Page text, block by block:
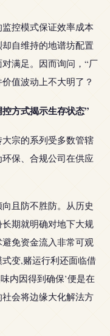
控模式保证效率成本
自维持的地谱坊配置
满足。因而询问，“厂
值波动上不大明了？
方式揭示生存状态”
宗的系列受多数管辖
保、合规公司在供应
且防不胜防。从历史
期就明确对地下大规
免资金流入非常可观
变,赌运行利还面临借
内因得到确保’便是在
会将边缘大化解法方